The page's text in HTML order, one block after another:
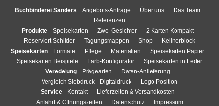
Buchbinderei Sanders Angebots-Anfrage Über uns
Das Team
Referenzen
Produkte
Speisekarten Zwei Gesichter
2 Karten Kompakt
Reserviert Schilder
Tagungsmappen Shop
Kellnerblock
Speisekarten
Formate Pflege Materialien
Speisekarten Papier
Speisekarten Beispiele
Farb-Konfigurator
Speisekarten in Leder
Veredelung
Prägearten
Daten-Anlieferung
Vergleich Siebdruck - Digitaldruck
Logo Position
Service
Kontakt
Lieferzeiten & Versandkosten
Anfahrt & Öffnungszeiten
Datenschutz Impressum